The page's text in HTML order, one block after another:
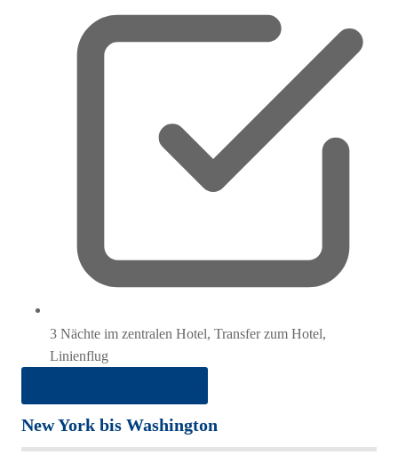
3 Nächte im zentralen Hotel, Transfer zum Hotel,
Linienflug
New York bis Washington